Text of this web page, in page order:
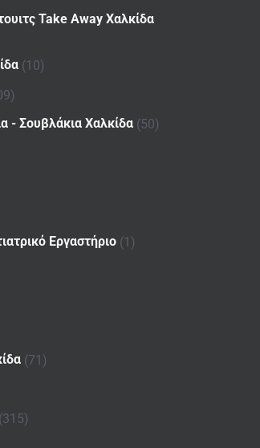
Take Away Χαλκίδα
(10)
- Σουβλάκια Χαλκίδα (50)
Εργαστήριο (1)
(71)
(315)